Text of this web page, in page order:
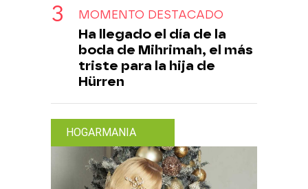
MOMENTO DESTACADO
Ha llegado el día de la
boda de Mihrimah, el más
triste para la hija de
Hürren
HOGARMANIA